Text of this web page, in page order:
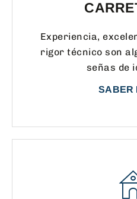
Experiencia,
rigor técnico son
señas de
SABER